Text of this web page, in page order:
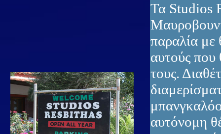
Τα Studios
παραλία με
αυτούς που
τους.
αυτόνομη